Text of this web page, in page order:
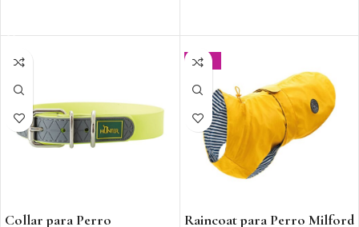
Collar para Perro
-30%
Raincoat para Perro Milford